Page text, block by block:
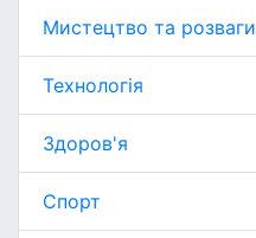
Мистецтво та розваги
Технологія
Здоров'я
Спорт